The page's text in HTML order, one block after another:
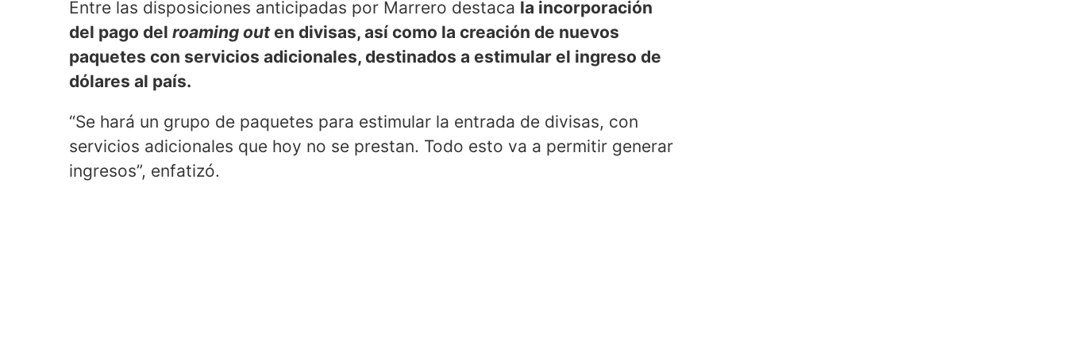
Entre las disposiciones anticipadas por Marrero destaca la incorporación
del pago del roaming outen divisas, así como la creación de nuevos
paquetes con servicios adicionales, destinados a estimular el ingreso de
dólares al país.
“Se hará un grupo de paquetes para estimular la entrada de divisas, con
servicios adicionales que hoy no se prestan. Todo esto va a permitir generar
ingresos”, enfatizó.